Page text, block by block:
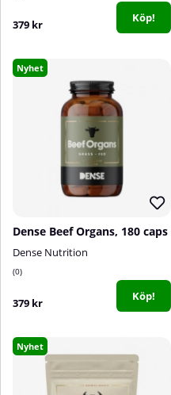
379 kr Köp!
Nyhet
Dense Beef Organs, 180 caps
Dense Nutrition
0
379 kr Köp!
Nyhet